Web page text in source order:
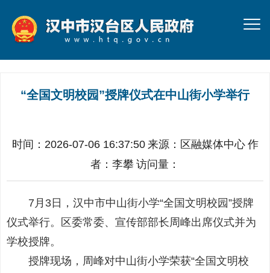
“全国文明校园”授牌仪式在中山街小学举行
时间：2026-07-06 16:37:50 来源： 区融媒体中心 作
者： 李攀 访问量：
7月3日，汉中市中山街小学“全国文明校园”授牌
仪式举行。区委常委、宣传部部长周峰出席仪式并为
学校授牌。
授牌现场，周峰对中山街小学荣获“全国文明校